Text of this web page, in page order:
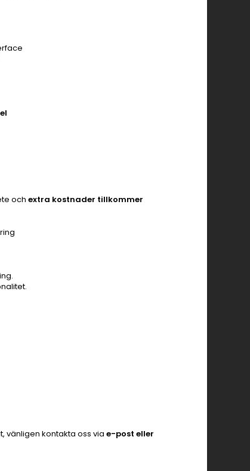
och extra kostnader tillkommer
vänligen kontakta oss via e-post eller